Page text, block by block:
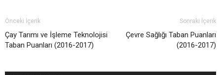
Önceki İçerik
Çay Tarımı ve İşleme Teknolojisi
Taban Puanları (2016-2017)
Sonraki İçerik
Çevre Sağlığı Taban Puanları
(2016-2017)